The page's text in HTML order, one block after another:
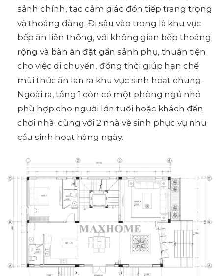
sảnh chính, tạo cảm giác đón tiếp trang trọng
và thoáng đãng. Đi sâu vào trong là khu vực
bếp ăn liên thông, với không gian bếp thoáng
rộng và bàn ăn đặt gần sảnh phụ, thuận tiện
cho việc di chuyển, đồng thời giúp hạn chế
mùi thức ăn lan ra khu vực sinh hoạt chung.
Ngoài ra, tầng 1 còn có một phòng ngủ nhỏ
phù hợp cho người lớn tuổi hoặc khách đến
chơi nhà, cùng với 2 nhà vệ sinh phục vụ nhu
cầu sinh hoạt hàng ngày.